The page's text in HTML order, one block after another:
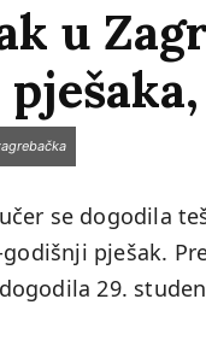
u
se dogodila
pješak.
29.